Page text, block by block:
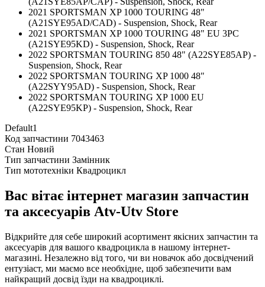
2021 SPORTSMAN XP 1000 TOURING 48"
(A21SYE95AD/CAD) - Suspension, Shock, Rear
2021 SPORTSMAN XP 1000 TOURING 48" EU 3PC
(A21SYE95KD) - Suspension, Shock, Rear
2022 SPORTSMAN TOURING 850 48" (A22SYE85AP) -
Suspension, Shock, Rear
2022 SPORTSMAN TOURING XP 1000 48"
(A22SYY95AD) - Suspension, Shock, Rear
2022 SPORTSMAN TOURING XP 1000 EU
(A22SYE95KP) - Suspension, Shock, Rear
Default1
Код запчастини 7043463
Стан Новий
Тип запчастини Замінник
Тип мототехніки Квадроцикл
Вас вітає інтернет магазин запчастин
та аксесуарів Atv-Utv Store
Відкрийте для себе широкий асортимент якісних запчастин та
аксесуарів для вашого квадроцикла в нашому інтернет-
магазині. Незалежно від того, чи ви новачок або досвідчений
ентузіаст, ми маємо все необхідне, щоб забезпечити вам
найкращий досвід їзди на квадроциклі.